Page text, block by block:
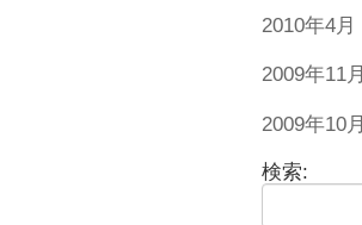
2010年4月
2009年11月
2009年10月
検索: